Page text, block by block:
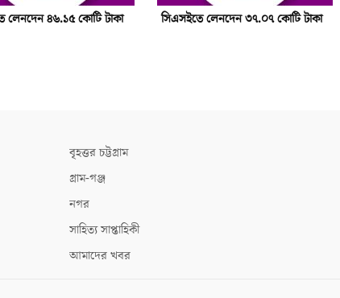
লেনদেন ৪৬.১৫ কোটি টাকা সিএসইতে লেনদেন ৩৭.০৭ কোটি টাকা
বৃহত্তর চট্টগ্রাম
গ্রাম-গঞ্জ
নগর
সাহিত্য সাপ্তাহিকী
আমাদের খবর